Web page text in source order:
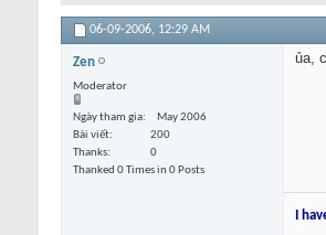
06-09-2006, 12:29 AM
Zen
Moderator
Ngày tham gia
May 2006
Bài viết
200
Thanks
0
Thanked 0 Times in 0 Posts
ủa,
I